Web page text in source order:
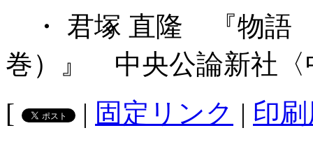
・ 君塚 直隆 『物語
巻）』 中央公論新社〈
[
| 固定リンク | 印